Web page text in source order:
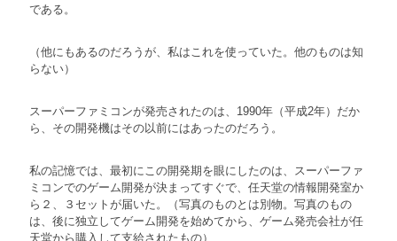
である。
（他にもあるのだろうが、私はこれを使っていた。他のものは知
らない）
スーパーファミコンが発売されたのは、1990年（平成2年）だか
ら、その開発機はその以前にはあったのだろう。
私の記憶では、最初にこの開発期を眼にしたのは、スーパーファ
ミコンでのゲーム開発が決まってすぐで、任天堂の情報開発室か
ら２、３セットが届いた。（写真のものとは別物。写真のもの
は、後に独立してゲーム開発を始めてから、ゲーム発売会社が任
天堂から購入して支給されたもの）